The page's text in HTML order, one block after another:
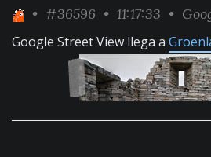
• #36596 • 11:17:33 •
Google Street View llega a